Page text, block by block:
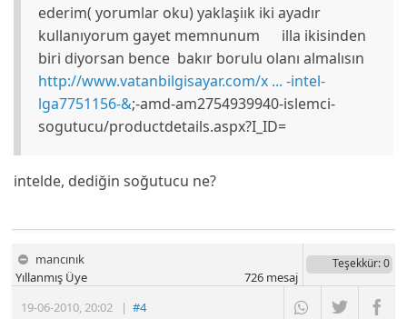
ederim( yorumlar oku) yaklaşiık iki ayadır
kullanıyorum gayet memnunum illa ikisinden
biri diyorsan bence bakır borulu olanı almalısın
http://www.vatanbilgisayar.com/x ... -intel-
lga7751156-&;-amd-am2754939940-islemci-
sogutucu/productdetails.aspx?I_ID=
intelde, dediğin soğutucu ne?
mancınık
19-06-2010 20:02 |#4
Yıllanmış Üye
Teşekkür: 0
726mesaj